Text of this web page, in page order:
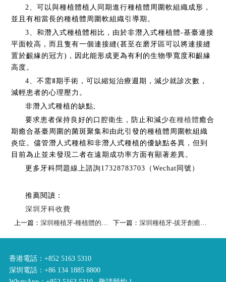
2、可以與種植體植人同期進行種植體周圍軟組織成形，
並且有相當長的種植體周圍軟組織引導期。
3、和潛入式種植體相比，由於非潛入式種植體-基臺連接
平面較高，而且隻有一個連接縫(甚至在磨牙區可以將連接縫
置於齦緣的冠方)，因此能形成更為有利的生物學寬度和齦緣
高度。
4、不需Ⅱ期手術，可以縮短治療週期，減少就診次數，
減輕患者的心理壓力。
非潛入式種植的缺點;
要求患者保持良好的口腔衛生，防止和減少在種植體癒合
期癒合基臺周圍的菌斑聚集和由此引發的種植體周圍軟組織
炎症。儘管潛人式種植和非潛人式種植的優缺點各異，但到
目前為止並未發現二者在遠期成功率方面有顯著差異。
更多牙科問題線上諮詢17328783703（Wechat同號）
推薦閱讀：
深圳牙科收費
上一篇：深圳種植牙-種植體的分類 下一篇： 深圳種植牙-拔牙創癒合及種植體植入的時機
香港電話：+852 5163 5310
深圳電話：+86 134 1885 8800